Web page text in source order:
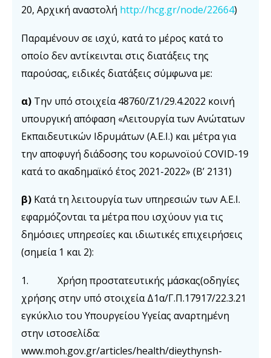
20, Αρχική αναστολή http://hcg.gr/node/22664)
Παραμένουν σε ισχύ, κατά το μέρος κατά το
οποίο δεν αντίκεινται στις διατάξεις της
παρούσας, ειδικές διατάξεις σύμφωνα με:
α) Την υπό στοιχεία 48760/Ζ1/29.4.2022 κοινή
υπουργική απόφαση «Λειτουργία των Ανώτατων
Εκπαιδευτικών Ιδρυμάτων (Α.Ε.Ι.) και μέτρα για
την αποφυγή διάδοσης του κορωνοϊού COVID-19
κατά το ακαδημαϊκό έτος 2021-2022» (Β’ 2131)
β) Κατά τη λειτουργία των υπηρεσιών των Α.Ε.Ι.
εφαρμόζονται τα μέτρα που ισχύουν για τις
δημόσιες υπηρεσίες και ιδιωτικές επιχειρήσεις
(σημεία 1 και 2):
1. Χρήση προστατευτικής μάσκας(οδηγίες
χρήσης στην υπό στοιχεία Δ1α/Γ.Π.17917/22.3.21
εγκύκλιο του Υπουργείου Υγείας αναρτημένη
στην ιστοσελίδα:
www.moh.gov.gr/articles/health/dieythynsh-